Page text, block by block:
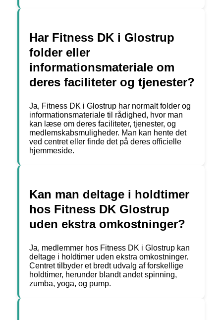
Har Fitness DK i Glostrup
folder eller
informationsmateriale om
deres faciliteter og tjenester?
Ja, Fitness DK i Glostrup har normalt folder og
informationsmateriale til rådighed, hvor man
kan læse om deres faciliteter, tjenester, og
medlemskabsmuligheder. Man kan hente det
ved centret eller finde det på deres officielle
hjemmeside.
Kan man deltage i holdtimer
hos Fitness DK Glostrup
uden ekstra omkostninger?
Ja, medlemmer hos Fitness DK i Glostrup kan
deltage i holdtimer uden ekstra omkostninger.
Centret tilbyder et bredt udvalg af forskellige
holdtimer, herunder blandt andet spinning,
zumba, yoga, og pump.